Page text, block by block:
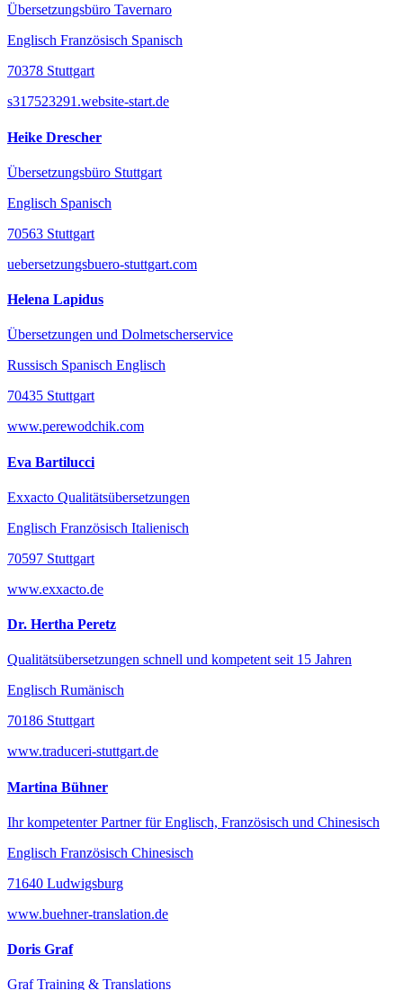
Übersetzungsbüro Tavernaro
Englisch Französisch Spanisch
70378 Stuttgart
s317523291.website-start.de
Heike Drescher
Übersetzungsbüro Stuttgart
Englisch Spanisch
70563 Stuttgart
uebersetzungsbuero-stuttgart.com
Helena Lapidus
Übersetzungen und Dolmetscherservice
Russisch Spanisch Englisch
70435 Stuttgart
www.perewodchik.com
Eva Bartilucci
Exxacto Qualitätsübersetzungen
Englisch Französisch Italienisch
70597 Stuttgart
www.exxacto.de
Dr. Hertha Peretz
Qualitätsübersetzungen schnell und kompetent seit 15 Jahren
Englisch Rumänisch
70186 Stuttgart
www.traduceri-stuttgart.de
Martina Bühner
Ihr kompetenter Partner für Englisch, Französisch und Chinesisch
Englisch Französisch Chinesisch
71640 Ludwigsburg
www.buehner-translation.de
Doris Graf
Graf Training & Translations